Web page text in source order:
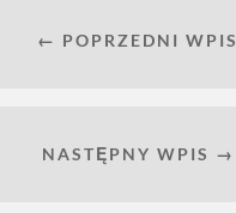
← POPRZEDNI WPIS
NASTĘPNY WPIS →